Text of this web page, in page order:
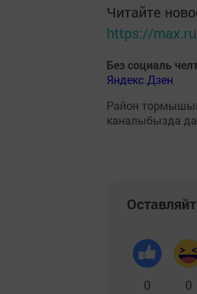
Читайте
https://
Без социаль
Яндекс.Дзен
Район
каналыбызда
0 0